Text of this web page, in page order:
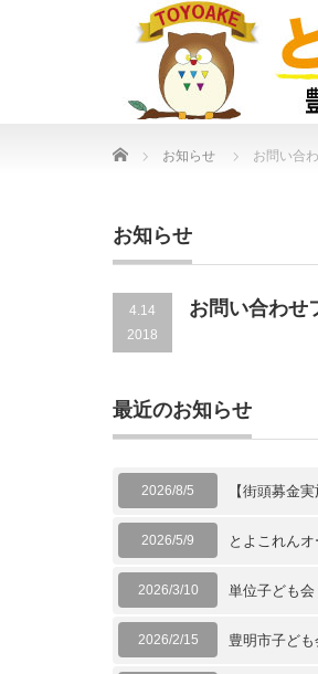
Home お知らせ お問い合
お知らせ
4.14
2018
お問い合わせ
最近のお知らせ
2026/8/5 【街頭募金
2026/5/9 とよこれん
2026/3/10 単位子ども
2026/2/15 豊明市子ど